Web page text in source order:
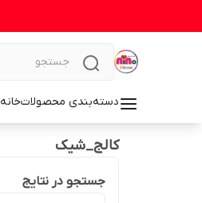
دسته‌بندی محصولاتخانه
کالج_شیک
جستجو در نتایج